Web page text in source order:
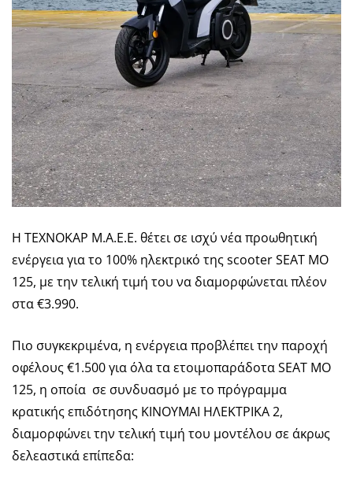
Η ΤΕΧΝΟΚΑΡ Μ.Α.Ε.Ε. θέτει σε ισχύ νέα προωθητική
ενέργεια για το 100% ηλεκτρικό της scooter SEAT MO
125, με την τελική τιμή του να διαμορφώνεται πλέον
στα €3.990.
Πιο συγκεκριμένα, η ενέργεια προβλέπει την παροχή
οφέλους €1.500 για όλα τα ετοιμοπαράδοτα SEAT MO
125, η οποία σε συνδυασμό με το πρόγραμμα
κρατικής επιδότησης ΚΙΝΟΥΜΑΙ ΗΛΕΚΤΡΙΚΑ 2,
διαμορφώνει την τελική τιμή του μοντέλου σε άκρως
δελεαστικά επίπεδα: